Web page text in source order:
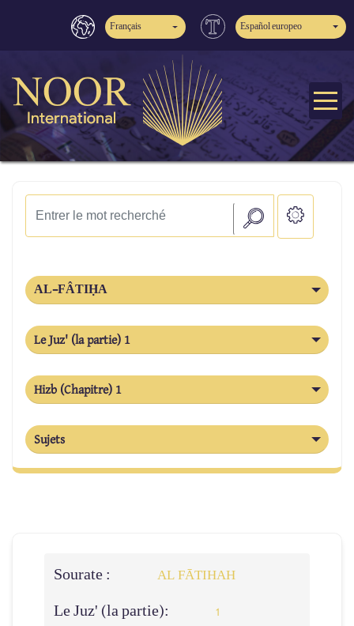
Français Español europeo
AL-FÂTIḤA
Le Juz' (la partie) 1
Hizb (Chapitre) 1
Sujets
Sourate : AL FĀTIHAH
Le Juz' (la partie): 1